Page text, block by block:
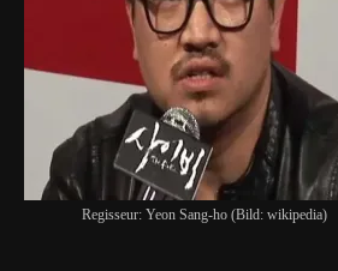
Regisseur: Yeon Sang-ho (Bild: wikipedia)